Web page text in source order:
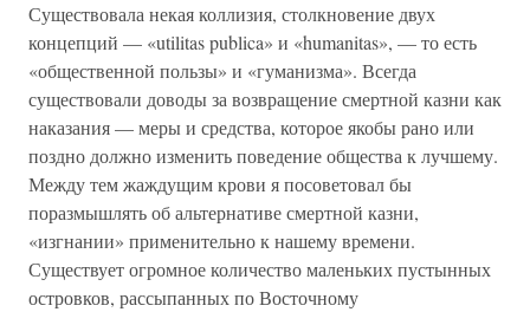
Существовала некая коллизия, столкновение двух
концепций — «utilitas publica» и «humanitas», — то есть
«общественной пользы» и «гуманизма». Всегда
существовали доводы за возвращение смертной казни как
наказания — меры и средства, которое якобы рано или
поздно должно изменить поведение общества к лучшему.
Между тем жаждущим крови я посоветовал бы
поразмышлять об альтернативе смертной казни,
«изгнании» применительно к нашему времени.
Существует огромное количество маленьких пустынных
островков, рассыпанных по Восточному